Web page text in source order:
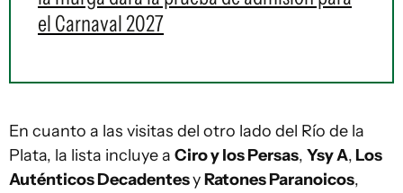
el Carnaval 2027
En cuanto a las visitas del otro lado del Río de la
Plata, la lista incluye a Ciro y los Persas, Ysy A, Los
Auténticos DecadentesyRatones Paranoicos,